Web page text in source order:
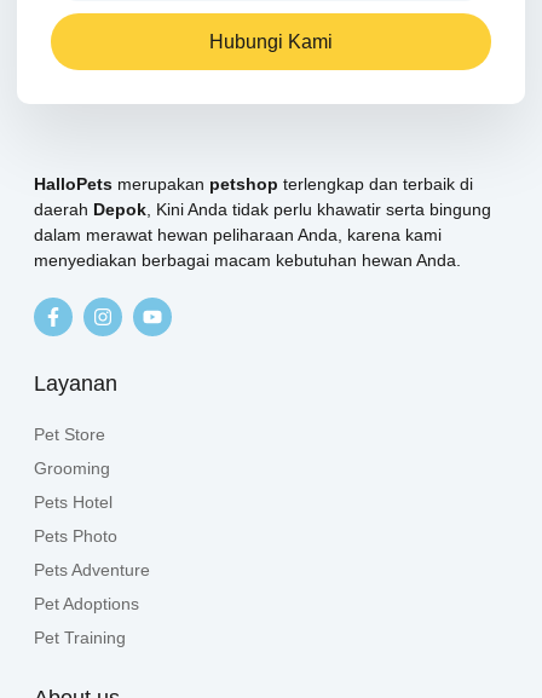
Hubungi Kami
HalloPets merupakan petshop terlengkap dan terbaik di
daerah Depok , Kini Anda tidak perlu khawatir serta bingung
dalam merawat hewan peliharaan Anda, karena kami
menyediakan berbagai macam kebutuhan hewan Anda.
Layanan
Pet Store
Grooming
Pets Hotel
Pets Photo
Pets Adventure
Pet Adoptions
Pet Training